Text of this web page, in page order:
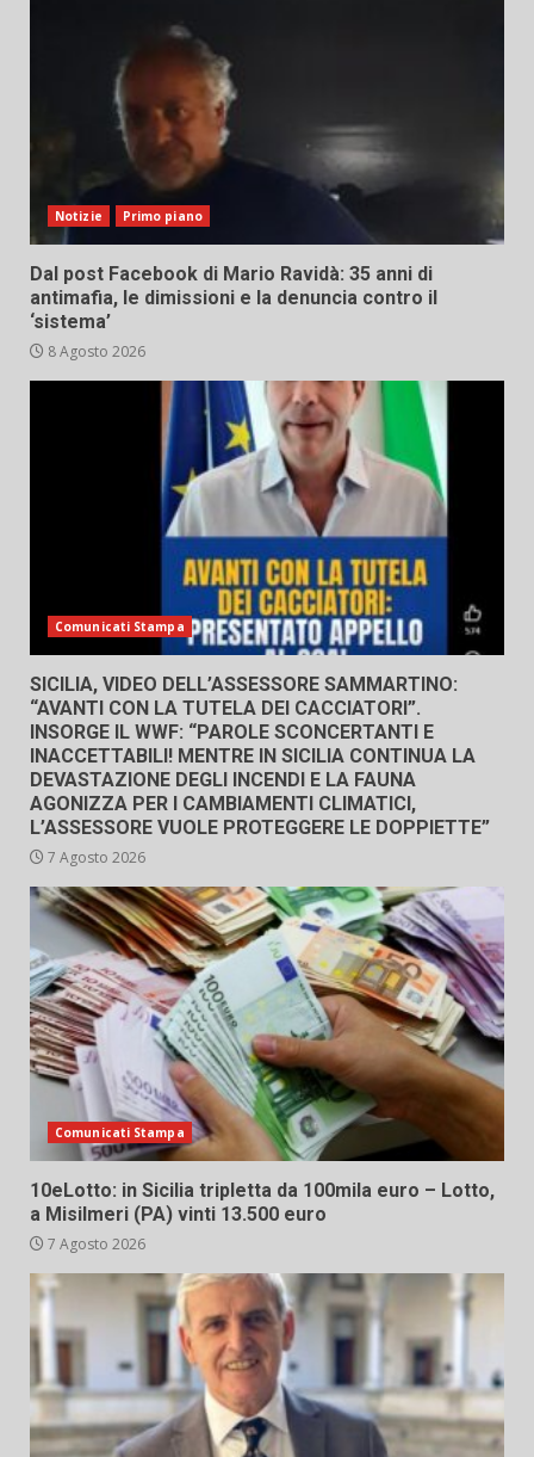
Notizie Primo piano
Dal post Facebook di Mario Ravidà: 35 anni di
antimafia, le dimissioni e la denuncia contro il
‘sistema’
8 Agosto 2026
Comunicati Stampa
SICILIA, VIDEO DELL’ASSESSORE SAMMARTINO:
“AVANTI CON LA TUTELA DEI CACCIATORI”.
INSORGE IL WWF: “PAROLE SCONCERTANTI E
INACCETTABILI! MENTRE IN SICILIA CONTINUA LA
DEVASTAZIONE DEGLI INCENDI E LA FAUNA
AGONIZZA PER I CAMBIAMENTI CLIMATICI,
L’ASSESSORE VUOLE PROTEGGERE LE DOPPIETTE”
7 Agosto 2026
Comunicati Stampa
10eLotto: in Sicilia tripletta da 100mila euro – Lotto,
a Misilmeri (PA) vinti 13.500 euro
7 Agosto 2026